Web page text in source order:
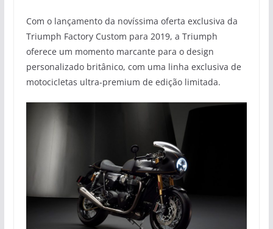
Com o lançamento da novíssima oferta exclusiva da
Triumph Factory Custom para 2019, a Triumph
oferece um momento marcante para o design
personalizado britânico, com uma linha exclusiva de
motocicletas ultra-premium de edição limitada.